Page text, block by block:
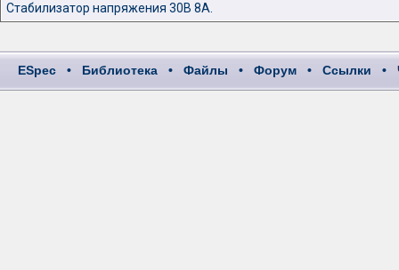
Стабилизатор напряжения 30В 8А.
ESpec • Библиотека • Файлы • Форум • Ссылки •